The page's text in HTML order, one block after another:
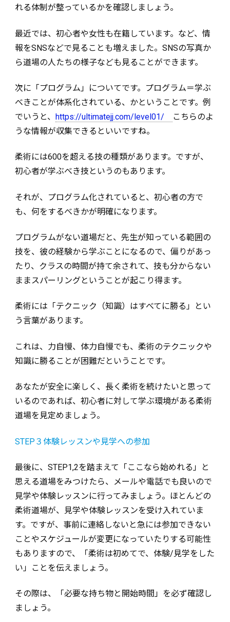
れる体制が整っているかを確認しましょう。
最近では、初心者や女性も在籍しています。など、情
報をSNSなどで見ることも増えました。SNSの写真か
ら道場の人たちの様子なども見ることができます。
次に「プログラム」についてです。プログラム＝学ぶ
べきことが体系化されている、かということです。例
でいうと、 https://ultimatejj.com/level01/
こちらのよ
うな情報が収集できるといいですね。
柔術には600を超える技の種類があります。ですが、
初心者が学ぶべき技というのもあります。
それが、プログラム化されていると、初心者の方で
も、何をするべきかが明確になります。
プログラムがない道場だと、先生が知っている範囲の
技を、彼の経験から学ぶことになるので、偏りがあっ
たり、クラスの時間が持て余されて、技も分からない
ままスパーリングということが起こり得ます。
柔術には「テクニック（知識）はすべてに勝る」とい
う言葉があります。
これは、力自慢、体力自慢でも、柔術のテクニックや
知識に勝ることが困難だということです。
あなたが安全に楽しく、長く柔術を続けたいと思って
いるのであれば、初心者に対して学ぶ環境がある柔術
道場を見定めましょう。
STEP３体験レッスンや見学への参加
最後に、STEP1,2を踏まえて「ここなら始めれる」と
思える道場をみつけたら、メールや電話でも良いので
見学や体験レッスンに行ってみましょう。ほとんどの
柔術道場が、見学や体験レッスンを受け入れていま
す。ですが、事前に連絡しないと急には参加できない
ことやスケジュールが変更になっていたりする可能性
もありますので、「柔術は初めてで、体験/見学をした
い」ことを伝えましょう。
その際は、「必要な持ち物と開始時間」を必ず確認し
ましょう。